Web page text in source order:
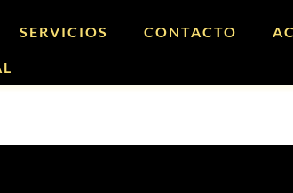
SERVICIOS CONTACTO